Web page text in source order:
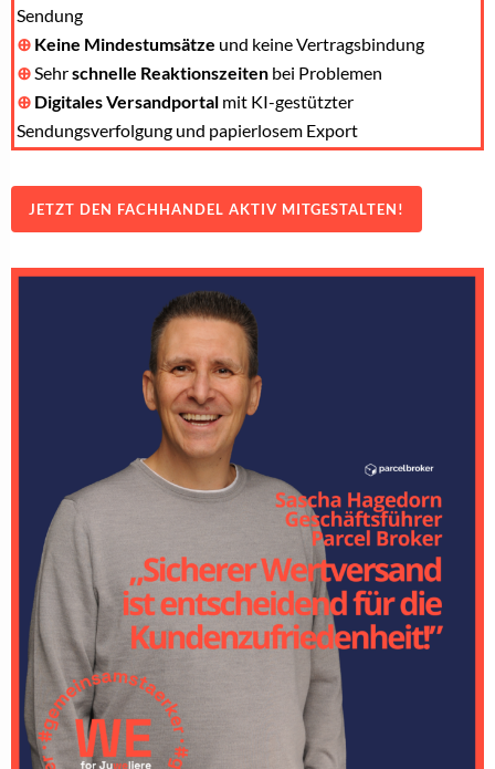
Sendung
⊕ Keine Mindestumsätze und keine Vertragsbindung
⊕Sehrschnelle Reaktionszeiten bei Problemen
⊕ Digitales Versandportal mit KI-gestützter
Sendungsverfolgung und papierlosem Export
JETZT DEN FACHHANDEL AKTIV MITGESTALTEN!